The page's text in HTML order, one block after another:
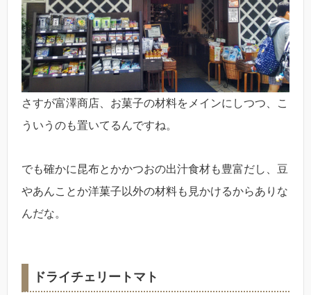
さすが富澤商店、お菓子の材料をメインにしつつ、こ
ういうのも置いてるんですね。
でも確かに昆布とかかつおの出汁食材も豊富だし、豆
やあんことか洋菓子以外の材料も見かけるからありな
んだな。
ドライチェリートマト